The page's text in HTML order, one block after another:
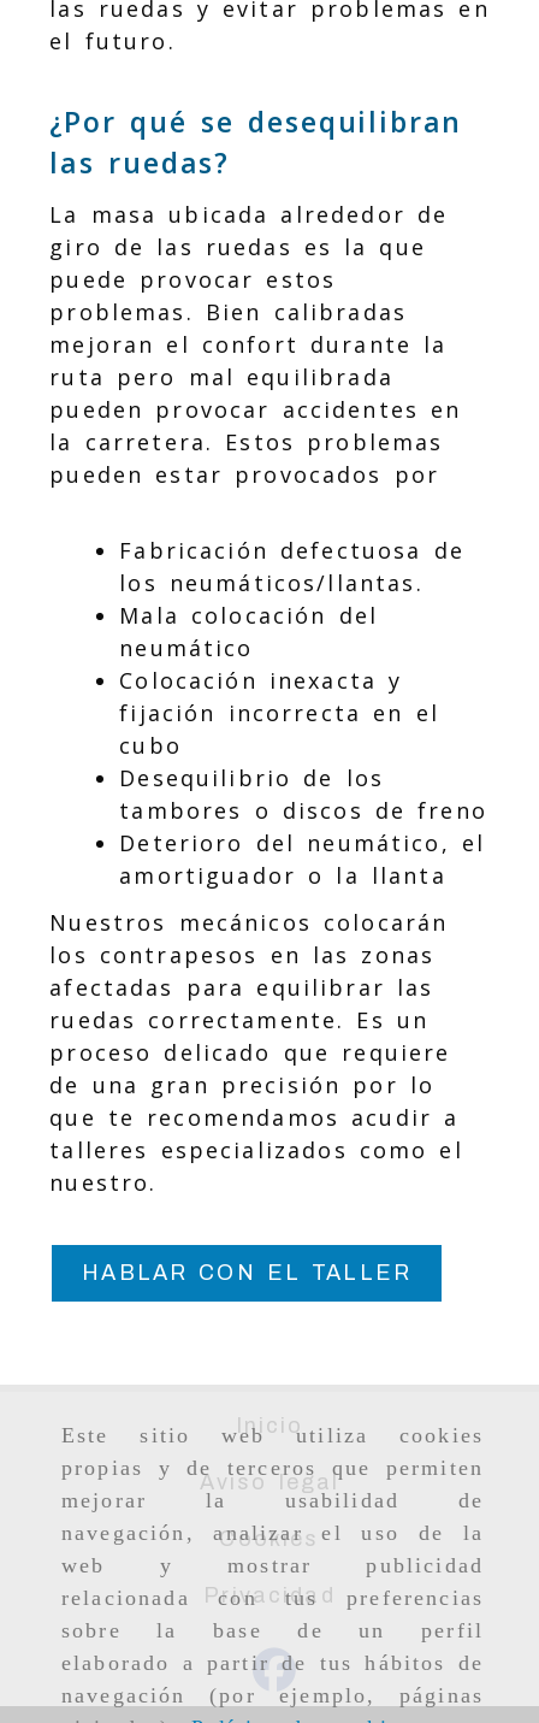
Este sitio web utiliza cookies
propias y de terceros que permiten
mejorar la usabilidad de
navegación, analizar el uso de la
web y mostrar publicidad
relacionada con tus preferencias
sobre la base de un perfil
elaborado a partir de tus hábitos de
navegación (por ejemplo, páginas
las ruedas y evitar problemas en
el futuro.
¿Por qué se desequilibran
las ruedas?
La masa ubicada alrededor de
giro de las ruedas es la que
puede provocar estos
problemas. Bien calibradas
mejoran el confort durante la
ruta pero mal equilibrada
pueden provocar accidentes en
la carretera. Estos problemas
pueden estar provocados por
Fabricación defectuosa de
los neumáticos/llantas.
Mala colocación del
neumático
Colocación inexacta y
fijación incorrecta en el
cubo
Desequilibrio de los
tambores o discos de freno
Deterioro del neumático, el
amortiguador o la llanta
Nuestros mecánicos colocarán
los contrapesos en las zonas
afectadas para equilibrar las
ruedas correctamente. Es un
proceso delicado que requiere
de una gran precisión por lo
que te recomendamos acudir a
talleres especializados como el
nuestro.
HABLAR CON EL TALLER
Inicio
Aviso legal
Cookies
Privacidad